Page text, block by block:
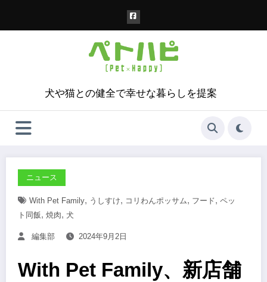
犬や猫との健全で幸せな暮らしを提案
ニュース
With Pet Family, うしすけ, コリわんポッサム, フード, ペッ
ト同飯, 焼肉, 犬
編集部 2024年9月2日
With Pet Family、新店舗